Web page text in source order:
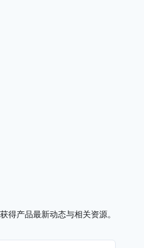
得产品最新动态与相关资源。